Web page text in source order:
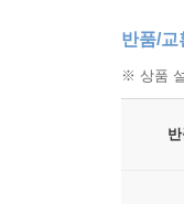
반품/교
※ 상품